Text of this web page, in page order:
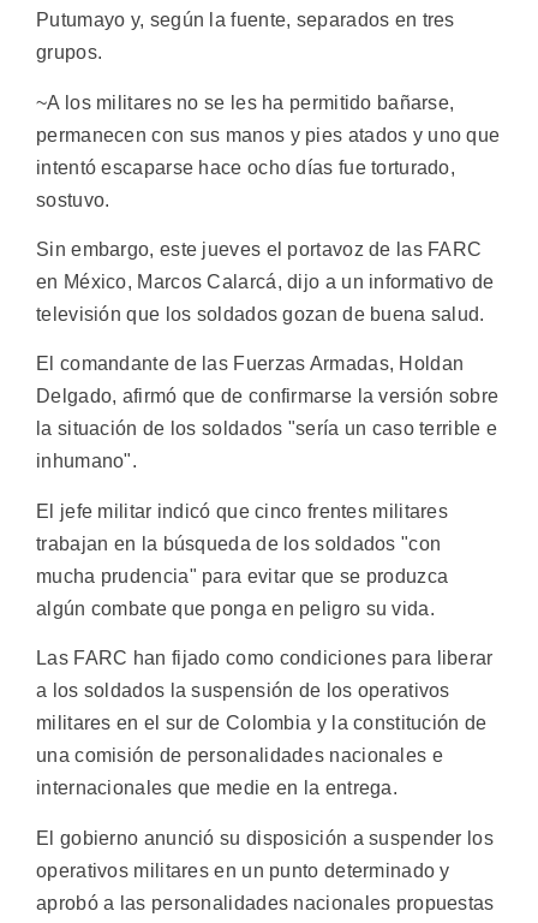
Putumayo y, según la fuente, separados en tres
grupos.
~A los militares no se les ha permitido bañarse,
permanecen con sus manos y pies atados y uno que
intentó escaparse hace ocho días fue torturado,
sostuvo.
Sin embargo, este jueves el portavoz de las FARC
en México, Marcos Calarcá, dijo a un informativo de
televisión que los soldados gozan de buena salud.
El comandante de las Fuerzas Armadas, Holdan
Delgado, afirmó que de confirmarse la versión sobre
la situación de los soldados "sería un caso terrible e
inhumano".
El jefe militar indicó que cinco frentes militares
trabajan en la búsqueda de los soldados "con
mucha prudencia" para evitar que se produzca
algún combate que ponga en peligro su vida.
Las FARC han fijado como condiciones para liberar
a los soldados la suspensión de los operativos
militares en el sur de Colombia y la constitución de
una comisión de personalidades nacionales e
internacionales que medie en la entrega.
El gobierno anunció su disposición a suspender los
operativos militares en un punto determinado y
aprobó a las personalidades nacionales propuestas